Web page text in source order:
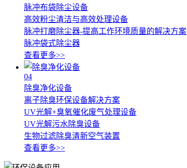
脉冲布袋除尘设备
高效粉尘清洁与高效处理设备
脉冲打磨除尘器-提高工作环境质量的解决方案
脉冲袋式除尘器
查看更多>>
04
除臭净化设备
离子除臭环保设备解决方案
UV光解+臭氧催化废气处理设备
UV光解污水除臭设备
生物过滤除臭清新空气装置
查看更多>>